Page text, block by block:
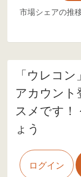
市場シェアの推
「ウレコ
アカウント
スメです！
ょう
ログイン